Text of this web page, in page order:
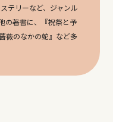
テリーなど、ジャンル
の著書に、『祝祭と予
薇のなかの蛇』など多